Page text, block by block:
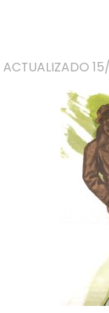
ACTUALIZADO